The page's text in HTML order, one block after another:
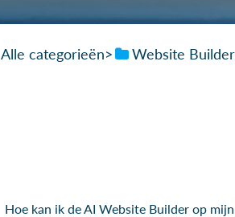
Alle categorieën​>​ ​Website Builder
Hoe kan ik de AI Website Builder op